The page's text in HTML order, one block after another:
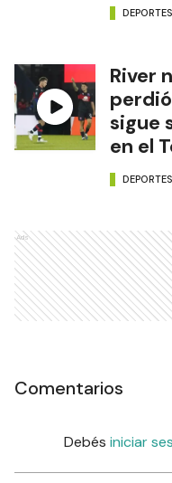
DEPORTES
River
sigue
en el
DEPORTES
Ads
Comentarios
Debés iniciar